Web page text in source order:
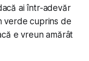
ai într-adevăr
verde cuprins de
e vreun amărât